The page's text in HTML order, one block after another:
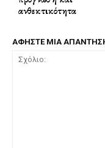
ανθεκτικότητα
ΑΦΗΣΤΕ ΜΙΑ